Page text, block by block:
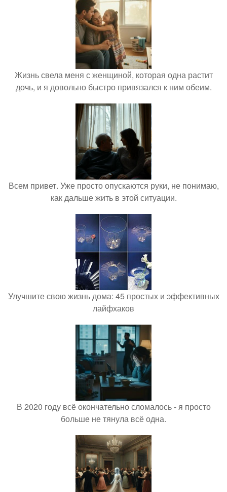
Жизнь свела меня с женщиной, которая одна растит
дочь, и я довольно быстро привязался к ним обеим.
Всем привет. Уже просто опускаются руки, не понимаю,
как дальше жить в этой ситуации.
Улучшите свою жизнь дома: 45 простых и эффективных
лайфхаков
В 2020 году всё окончательно сломалось - я просто
больше не тянула всё одна.